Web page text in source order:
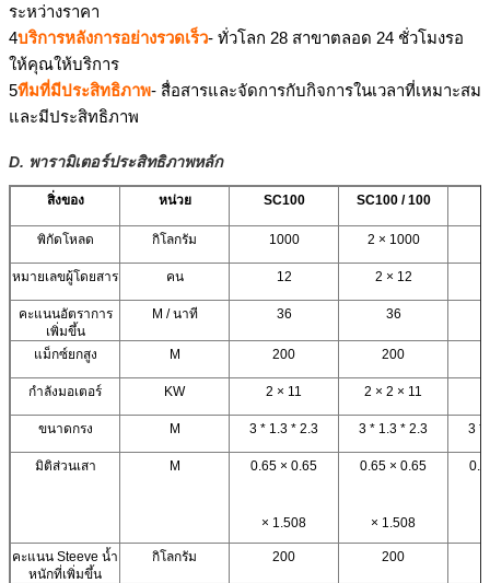
ระหว่างราคา
4บริการหลังการอย่างรวดเร็ว- ทั่วโลก 28 สาขาตลอด 24 ชั่วโมงรอ
ให้คุณให้บริการ
5ทีมที่มีประสิทธิภาพ- สื่อสารและจัดการกับกิจการในเวลาที่เหมาะสม
และมีประสิทธิภาพ
D. พารามิเตอร์ประสิทธิภาพหลัก
สิ่งของ หน่วย SC100 SC100 / 100
พิกัดโหลด กิโลกรัม 1000 2 × 1000
หมายเลขผู้โดยสาร คน 12 2 × 12
คะแนนอัตราการ
เพิ่มขึ้น
M / นาที 36 36
แม็กซ์ยกสูง M 200 200
กำลังมอเตอร์ KW 2 × 11 2 × 2 × 11
ขนาดกรง M 3 * 1.3 * 2.3 3 * 1.3 * 2.3 3 *
มิติส่วนเสา M 0.65 × 0.65
× 1.508
0.65 × 0.65
× 1.508
คะแนน Steeve น้ำ
หนักที่เพิ่มขึ้น
กิโลกรัม 200 200